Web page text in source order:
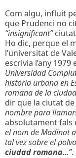
Com algu, influit
que Prudenci no
“insignificant”ciutat
Ho dic, perque el
l’universitat de
escrivia l’any 1979
Universidad
historia urbana en
romana de la
dir que la ciutat de
nombre para
absolutament fals
el nom de Madinat
tal vez sobre el
ciudad romana…”.